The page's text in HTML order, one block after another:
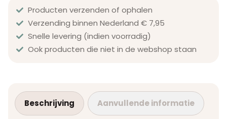
Producten verzenden of ophalen
Verzending binnen Nederland € 7,95
Snelle levering (indien voorradig)
Ook producten die niet in de webshop staan​
Beschrijving Aanvullende informatie